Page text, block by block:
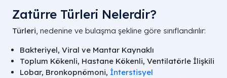
Zatürre Türleri Nelerdir?
Türleri, nedenine ve bulaşma şekline göre sınıflandırılır:
Bakteriyel, Viral ve Mantar Kaynaklı
Toplum Kökenli, Hastane Kökenli, Ventilatörle İlişkili
Lobar, Bronkopnömoni, İnterstisyel